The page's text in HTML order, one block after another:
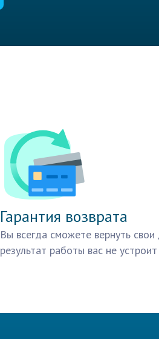
Гарантия возврата
Вы всегда сможете вернуть свои
результат работы вас не устроит